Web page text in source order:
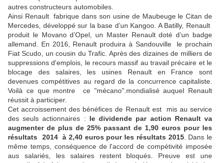
autres constructeurs automobiles.
Ainsi Renault fabrique dans son usine de Maubeuge le Citan de
Mercedes, développé sur la base d’un Kangoo. A Batilly, Renault
produit le Movano d’Opel, un Master Renault doté d’un badge
allemand. En 2016, Renault produira à Sandouville le prochain
Fiat Scudo, un cousin du Trafic. Après des dizaines de milliers de
suppressions d'emplois, le recours massif au travail précaire et le
blocage des salaires, les usines Renault en France sont
devenues compétitives au regard de la concurrence capitaliste.
Voilà ce que montre ce "mécano".mondialisé auquel Renault
réussit à participer.
Cet accroissement des bénéfices de Renault est mis au service
des seuls actionnaires : le dividende par action Renault va
augmenter de plus de 25% passant de 1,90 euros pour les
résultats 2014 à 2,40 euros pour les résultats 2015. Dans le
même temps, conséquence de l'accord de compétivité imposée
aus salariés, les salaires restent bloqués. Preuve est une